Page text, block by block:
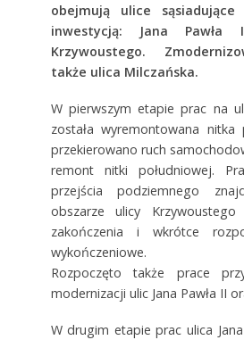
obejmują ulice
inwestycją: Jana Pawła
Krzywoustego.
także ulica Milczańska.
W pierwszym etapie prac na
została wyremontowana nitka
przekierowano ruch
remont nitki południowej.
przejścia podziemnego
obszarze ulicy
zakończenia i wkrótce
wykończeniowe.
Rozpoczęto także prace
modernizacji ulic Jana Pawła II
W drugim etapie prac ulica